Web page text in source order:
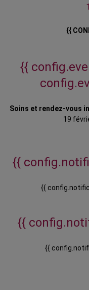
{{
{{
Soins et rendez-vous
19
{{
{{
{{
{{